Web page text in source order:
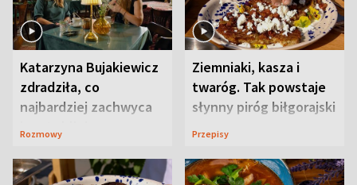
Katarzyna Bujakiewicz
zdradziła, co
najbardziej zachwyca
ją w Lublinie
Rozmowy
Ziemniaki, kasza i
twaróg. Tak powstaje
słynny piróg biłgorajski
Przepisy